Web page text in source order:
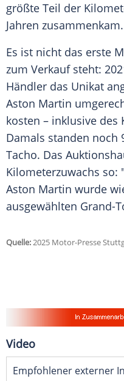
größte Teil der
Jahren zusammenkam.
Es ist nicht das erste
zum Verkauf steht:
Händler das Unikat
Aston Martin
kosten – inklusive des
Damals standen noch
Tacho. Das
Kilometerzuwachs so:
Aston Martin wurde
ausgewählten Grand-
Quelle:2025 Motor-Presse
Video
Empfohlener externer